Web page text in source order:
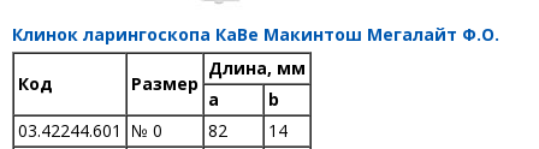
Клинок ларингоскопа КаВе Макинтош Мегалайт Ф.О.
Код Размер
Длина, мм
a
b
03.42244.601
№ 0 82
14